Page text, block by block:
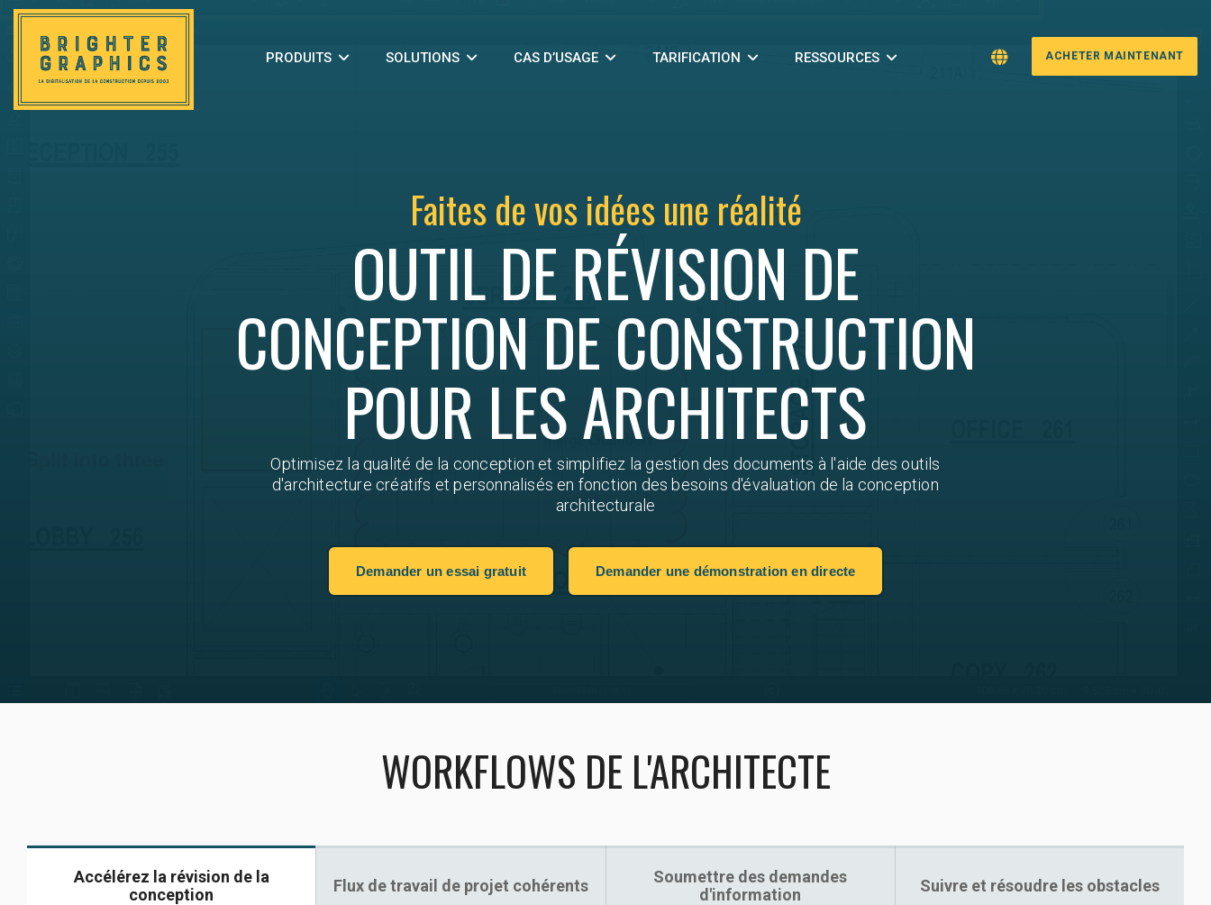
PRODUITS SOLUTIONS CAS D’USAGE TARIFICATION RESSOURCES ACHЕTЕR MAINTЕNANT
Faites de vos idées une réalité
OUTIL DE RÉVISION DE
CONCEPTION DE CONSTRUCTION
POUR LES ARCHITECTS
Optimisez la qualité de la conception et simplifiez la gestion des documents à l'aide des outils
d'architecture créatifs et personnalisés en fonction des besoins d'évaluation de la conception
architecturale
Demander un essai gratuit Demander une démonstration en directe
WORKFLOWS DE L'ARCHITECTE
Accélérez la révision de la
conception
Flux de travail de projet cohérents
Soumettre des demandes
d'information
Suivre et résoudre les obstacles